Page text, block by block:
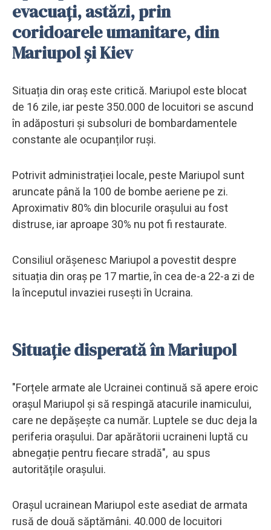
evacuați, astăzi, prin
coridoarele umanitare, din
Mariupol și Kiev
Situația din oraș este critică. Mariupol este blocat
de 16 zile, iar peste 350.000 de locuitori se ascund
în adăposturi și subsoluri de bombardamentele
constante ale ocupanților ruși.
Potrivit administrației locale, peste Mariupol sunt
aruncate până la 100 de bombe aeriene pe zi.
Aproximativ 80% din blocurile orașului au fost
distruse, iar aproape 30% nu pot fi restaurate.
Consiliul orășenesc Mariupol a povestit despre
situația din oraș pe 17 martie, în cea de-a 22-a zi de
la începutul invaziei rusești în Ucraina.
Situație disperată în Mariupol
"Forțele armate ale Ucrainei continuă să apere eroic
orașul Mariupol și să respingă atacurile inamicului,
care ne depășește ca număr. Luptele se duc deja la
periferia orașului. Dar apărătorii ucraineni luptă cu
abnegație pentru fiecare stradă", au spus
autoritățile orașului.
Orașul ucrainean Mariupol este asediat de armata
rusă de două săptămâni. 40.000 de locuitori